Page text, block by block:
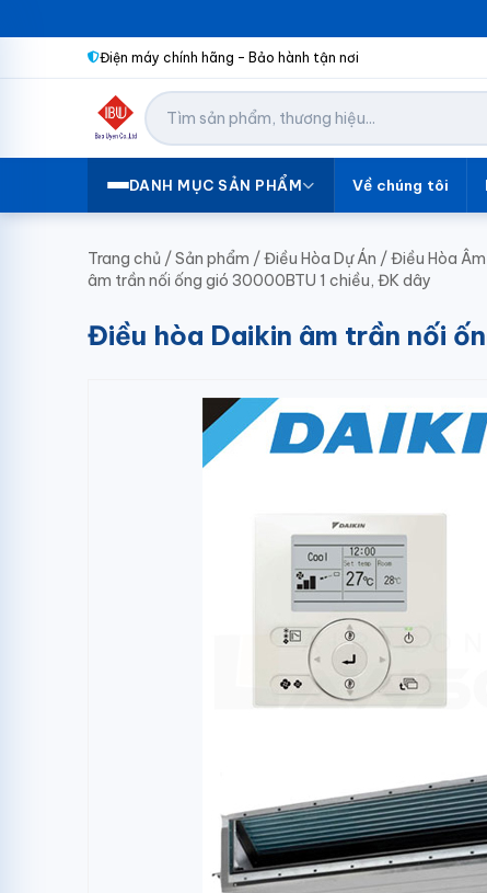
Điện máy chính hãng – Bảo hành tận nơi
DANH MỤC SẢN PHẨM Về chúng tôi
Trang chủ /Sản phẩm /Điều Hòa Dự Án /Điều Hòa
âm trần nối ống gió 30000BTU 1 chiều, ĐK dây
Điều hòa Daikin âm trần nối